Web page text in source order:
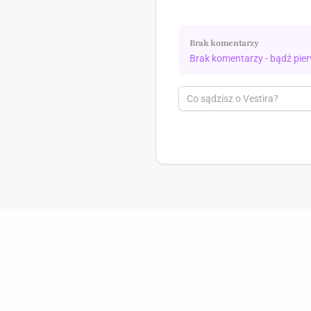
Brak komentarzy
Brak komentarzy - bądź